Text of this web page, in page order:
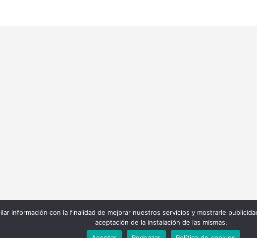
información con la finalidad de mejorar nuestros servicios y mostrarle
aceptación de la instalación de las mismas.